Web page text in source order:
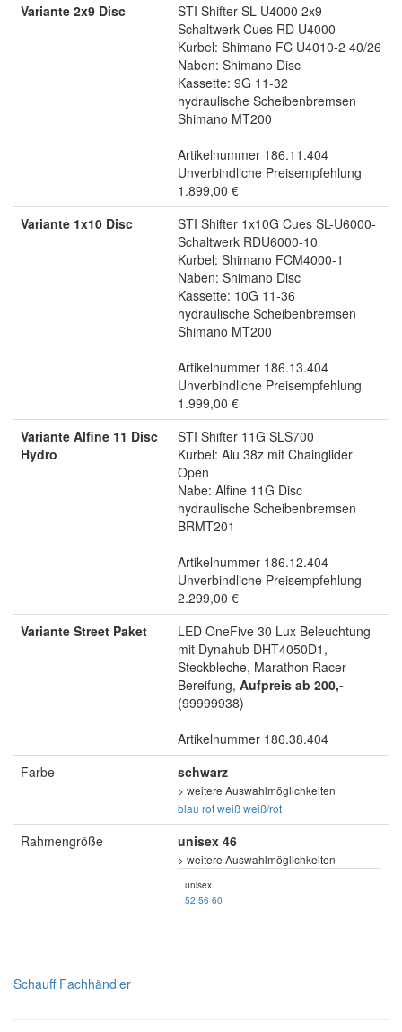
Variante 2x9 Disc
STI Shifter SL U4000 2x9
Schaltwerk Cues RD U4000
Kurbel: Shimano FC U4010-2 40/26
Naben: Shimano Disc
Kassette: 9G 11-32
hydraulische Scheibenbremsen
Shimano MT200
Artikelnummer 186.11.404
Unverbindliche Preisempfehlung
1.899,00 €
Variante 1x10 Disc
STI Shifter 1x10G Cues SL-U6000-
Schaltwerk RDU6000-10
Kurbel: Shimano FCM4000-1
Naben: Shimano Disc
Kassette: 10G 11-36
hydraulische Scheibenbremsen
Shimano MT200
Artikelnummer 186.13.404
Unverbindliche Preisempfehlung
1.999,00 €
Variante Alfine 11 Disc
Hydro
STI Shifter 11G SLS700
Kurbel: Alu 38z mit Chainglider
Open
Nabe: Alfine 11G Disc
hydraulische Scheibenbremsen
BRMT201
Artikelnummer 186.12.404
Unverbindliche Preisempfehlung
2.299,00 €
Variante Street Paket
LED OneFive 30 Lux Beleuchtung
mit Dynahub DHT4050D1,
Steckbleche, Marathon Racer
Bereifung, Aufpreis ab 200,-
(99999938)
Artikelnummer 186.38.404
Farbe
schwarz
> weitere Auswahlmöglichkeiten
blau rotweißweiß/rot
Rahmengröße unisex 46
> weitere Auswahlmöglichkeiten
unisex
52 56 60
Schauff Fachhändler